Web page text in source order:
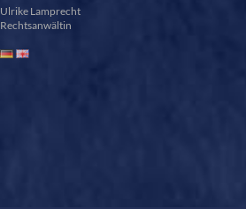
Ulrike Lamprecht
Rechtsanwältin